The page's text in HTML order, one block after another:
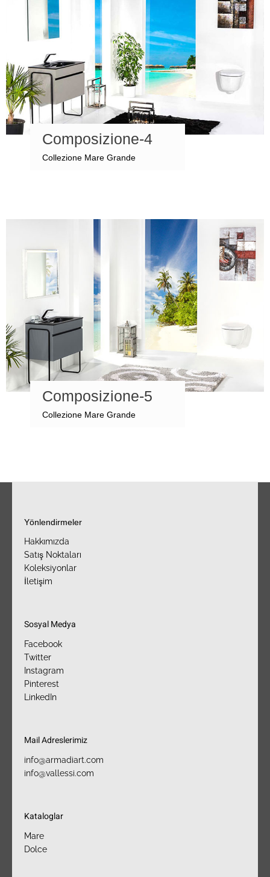
Composizione-4
Collezione Mare Grande
Composizione-5
Collezione Mare Grande
Yönlendirmeler
Hakkımızda
Satış Noktaları
Koleksiyonlar
İletişim
Sosyal Medya
Facebook
Twitter
Instagram
Pinterest
LinkedIn
Mail Adreslerimiz​
info@armadiart.com
info@vallessi.com
Kataloglar
Mare
Dolce